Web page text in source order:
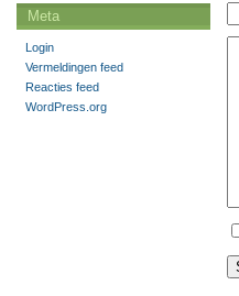
Meta
Login
Vermeldingen feed
Reacties feed
WordPress.org